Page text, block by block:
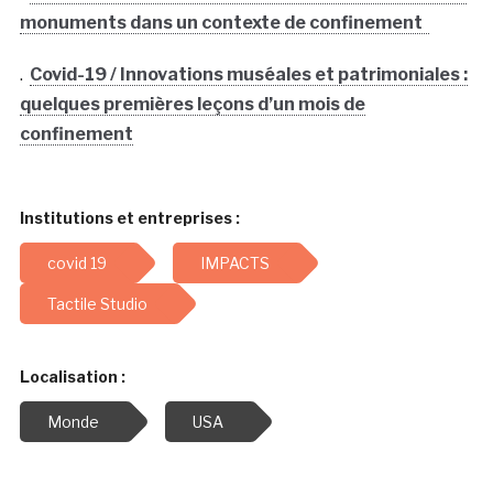
monuments dans un contexte de confinement
. Covid-19 / Innovations muséales et patrimoniales :
quelques premières leçons d’un mois de
confinement
Institutions et entreprises :
covid 19 IMPACTS
Tactile Studio
Localisation :
Monde USA